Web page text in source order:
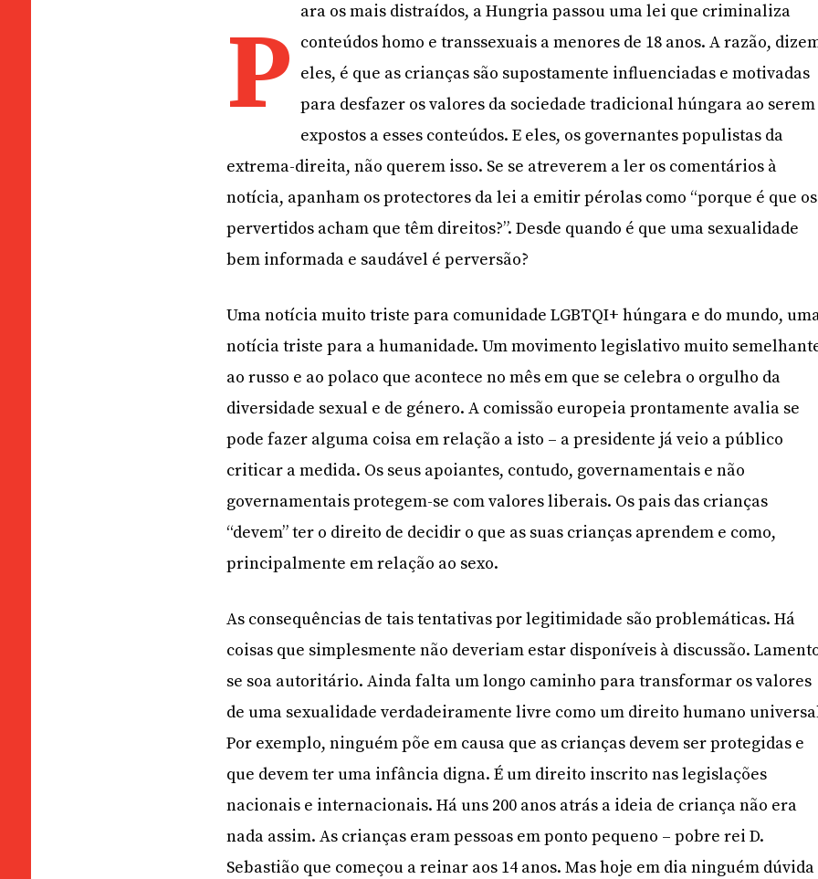
P ara os mais distraídos, a Hungria passou uma lei que criminaliza
conteúdos homo e transsexuais a menores de 18 anos. A razão,
eles, é que as crianças são supostamente influenciadas e motivadas
para desfazer os valores da sociedade tradicional húngara ao serem
expostos a esses conteúdos. E eles, os governantes populistas da
extrema-direita, não querem isso. Se se atreverem a ler os comentários à
notícia, apanham os protectores da lei a emitir pérolas como “porque é que os
pervertidos acham que têm direitos?”. Desde quando é que uma sexualidade
bem informada e saudável é perversão?
Uma notícia muito triste para comunidade LGBTQI+ húngara e do mundo,
notícia triste para a humanidade. Um movimento legislativo muito
ao russo e ao polaco que acontece no mês em que se celebra o orgulho da
diversidade sexual e de género. A comissão europeia prontamente avalia se
pode fazer alguma coisa em relação a isto – a presidente já veio a público
criticar a medida. Os seus apoiantes, contudo, governamentais e não
governamentais protegem-se com valores liberais. Os pais das crianças
“devem” ter o direito de decidir o que as suas crianças aprendem e como,
principalmente em relação ao sexo.
As consequências de tais tentativas por legitimidade são problemáticas. Há
coisas que simplesmente não deveriam estar disponíveis à discussão.
se soa autoritário. Ainda falta um longo caminho para transformar os valores
de uma sexualidade verdadeiramente livre como um direito humano
Por exemplo, ninguém põe em causa que as crianças devem ser protegidas e
que devem ter uma infância digna. É um direito inscrito nas legislações
nacionais e internacionais. Há uns 200 anos atrás a ideia de criança não era
nada assim. As crianças eram pessoas em ponto pequeno – pobre rei D.
Sebastião que começou a reinar aos 14 anos. Mas hoje em dia ninguém dúvida